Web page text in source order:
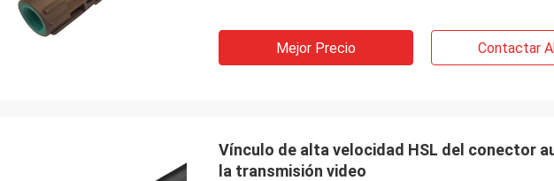
Mejor Precio Contactar
Vínculo de alta velocidad HSL del conector
la transmisión video